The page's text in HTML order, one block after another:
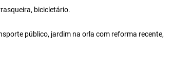
bicicletário.
público, jardim na orla com reforma recente,